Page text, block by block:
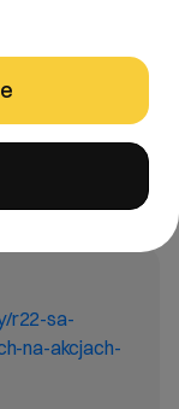
o
Spółki od
r22-sa-
na-akcjach-